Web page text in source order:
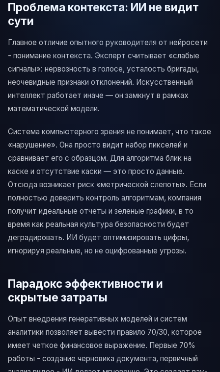
Проблема контекста: ИИ не видит
сути
Главное отличие опытного руководителя от нейросети
- понимание контекста. Эксперт считывает «слабые
сигналы»: нервозность в голосе, усталость бригады,
неочевидные признаки отклонений. Искусственный
интеллект работает иначе — он замкнут в рамках
математической модели.
Система компьютерного зрения не понимает, что такое
«нарушение». Она просто видит набор пикселей и
сравнивает его с образцом. Для алгоритма блик на
каске и отсутствие каски — это просто данные.
Отсюда возникает риск «метрической слепоты». Если
полностью доверить контроль алгоритмам, компания
получит идеальные отчеты и зеленые графики, в то
время как реальная культура безопасности будет
деградировать. ИИ будет оптимизировать цифры,
игнорируя реальные, но не оцифрованные угрозы.
Парадокс эффективности и
скрытые затраты
Опыт внедрения генеративных моделей и систем
аналитики позволяет вывести правило 70/30, которое
имеет четкое финансовое выражение. Первые 70%
работы - создание черновика документа, первичный